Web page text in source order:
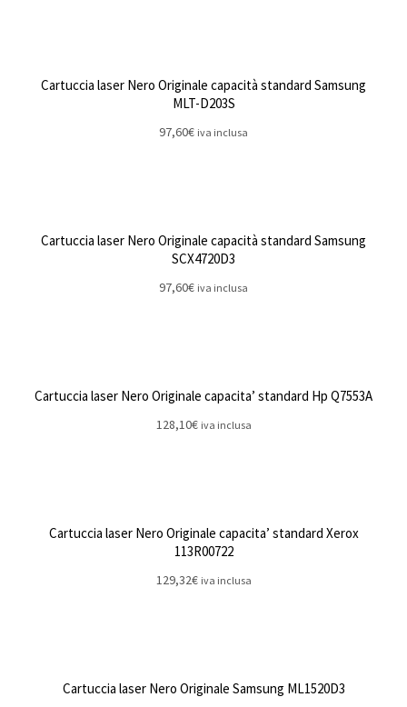
Cartuccia laser Nero Originale capacità standard Samsung
MLT-D203S
97,60€ iva inclusa
Cartuccia laser Nero Originale capacità standard Samsung
SCX4720D3
97,60€ iva inclusa
Cartuccia laser Nero Originale capacita’ standard Hp Q7553A
128,10€ iva inclusa
Cartuccia laser Nero Originale capacita’ standard Xerox
113R00722
129,32€ iva inclusa
Cartuccia laser Nero Originale Samsung ML1520D3